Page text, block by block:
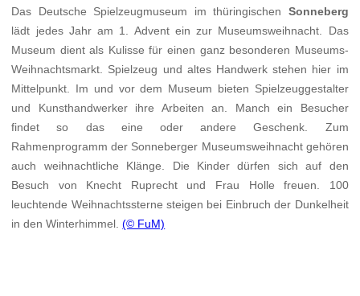
Das Deutsche Spielzeugmuseum im thüringischen Sonneberg
lädt jedes Jahr am 1. Advent ein zur Museumsweihnacht. Das
Museum dient als Kulisse für einen ganz besonderen Museums-
Weihnachtsmarkt. Spielzeug und altes Handwerk stehen hier im
Mittelpunkt. Im und vor dem Museum bieten Spielzeuggestalter
und Kunsthandwerker ihre Arbeiten an. Manch ein Besucher
findet so das eine oder andere Geschenk. Zum
Rahmenprogramm der Sonneberger Museumsweihnacht gehören
auch weihnachtliche Klänge. Die Kinder dürfen sich auf den
Besuch von Knecht Ruprecht und Frau Holle freuen. 100
leuchtende Weihnachtssterne steigen bei Einbruch der Dunkelheit
in den Winterhimmel.(© FuM)